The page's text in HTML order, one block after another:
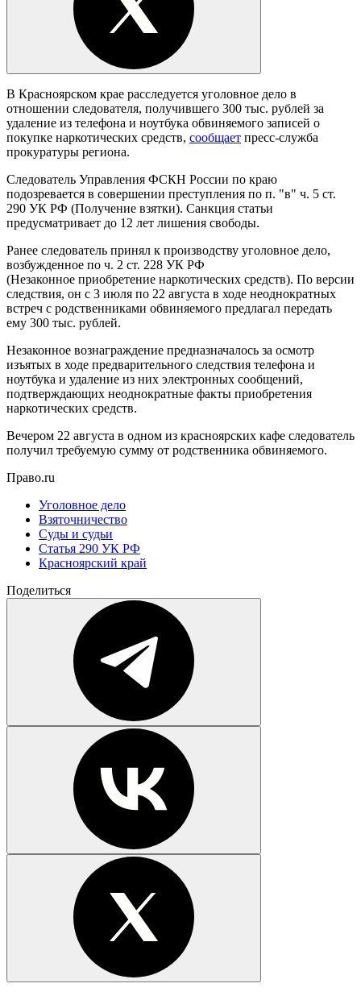
В Красноярском крае расследуется уголовное дело в
отношении следователя, получившего 300 тыс. рублей за
удаление из телефона и ноутбука обвиняемого записей о
покупке наркотических средств, сообщает пресс-служба
прокуратуры региона.
Следователь Управления ФСКН России по краю
подозревается в совершении преступления по п. "в" ч. 5 ст.
290 УК РФ (Получение взятки). Санкция статьи
предусматривает до 12 лет лишения свободы.
Ранее следователь принял к производству уголовное дело,
возбужденное по ч. 2 ст. 228 УК РФ
(Незаконное приобретение наркотических средств). По версии
следствия, он с 3 июля по 22 августа в ходе неоднократных
встреч с родственниками обвиняемого предлагал передать
ему 300 тыс. рублей.
Незаконное вознаграждение предназначалось за осмотр
изъятых в ходе предварительного следствия телефона и
ноутбука и удаление из них электронных сообщений,
подтверждающих неоднократные факты приобретения
наркотических средств.
Вечером 22 августа в одном из красноярских кафе следователь
получил требуемую сумму от родственника обвиняемого.
Право.ru
Уголовное дело
Взяточничество
Суды и судьи
Статья 290 УК РФ
Красноярский край
Поделиться